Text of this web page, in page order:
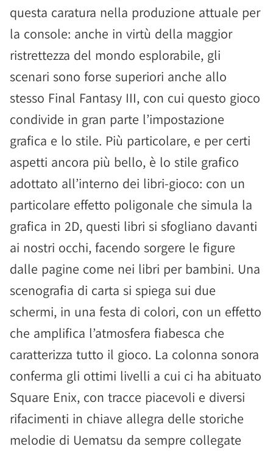
questa caratura nella produzione attuale per
la console: anche in virtù della maggior
ristrettezza del mondo esplorabile, gli
scenari sono forse superiori anche allo
stesso Final Fantasy III, con cui questo gioco
condivide in gran parte l’impostazione
grafica e lo stile. Più particolare, e per certi
aspetti ancora più bello, è lo stile grafico
adottato all’interno dei libri-gioco: con un
particolare effetto poligonale che simula la
grafica in 2D, questi libri si sfogliano davanti
ai nostri occhi, facendo sorgere le figure
dalle pagine come nei libri per bambini. Una
scenografia di carta si spiega sui due
schermi, in una festa di colori, con un effetto
che amplifica l’atmosfera fiabesca che
caratterizza tutto il gioco. La colonna sonora
conferma gli ottimi livelli a cui ci ha abituato
Square Enix, con tracce piacevoli e diversi
rifacimenti in chiave allegra delle storiche
melodie di Uematsu da sempre collegate